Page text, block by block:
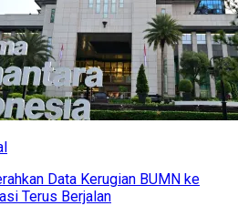
Data Kerugian BUMN ke
Terus Berjalan